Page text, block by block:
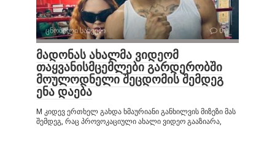
ცნობილი სახეები 0
მადონას ახალმა ვიდეომ
თაყვანისმცემლები გარდერობში
მოულოდნელი შეცდომის შემდეგ
ენა დაება
M კიდევ ერთხელ გახდა ხმაურიანი განხილვის მიზეზი მას
შემდეგ, რაც პროვოკაციული ახალი ვიდეო გააზიარა,